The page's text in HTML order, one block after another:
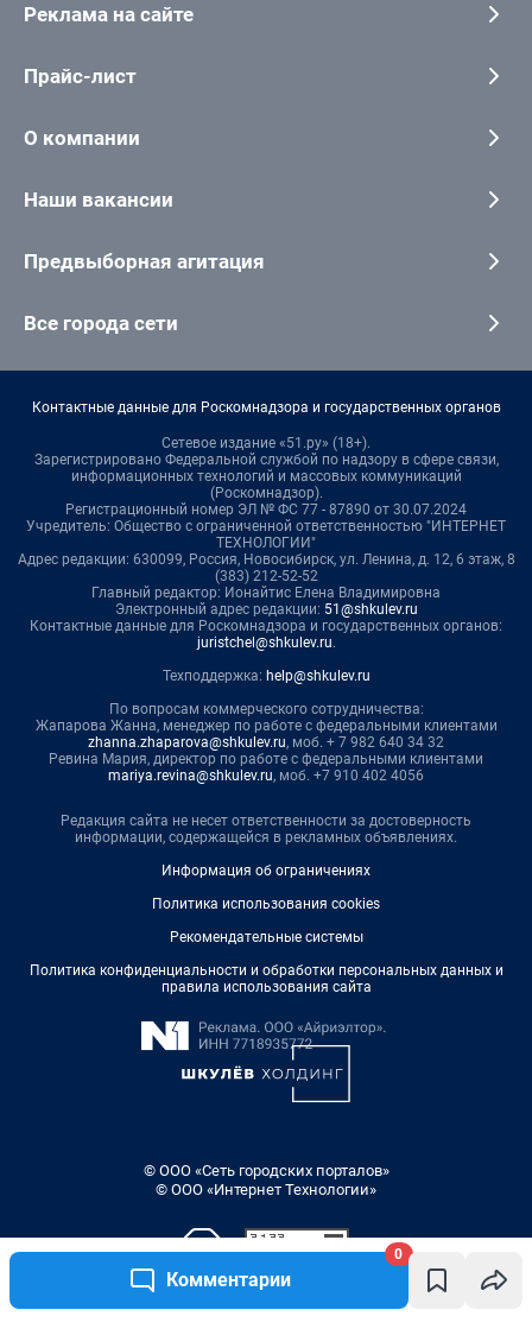
Комментарии
0
Реклама на сайте
Прайс-лист
О компании
Наши вакансии
Предвыборная агитация
Все города сети
Контактные данные для Роскомнадзора и государственных органов
Сетевое издание «51.ру» (18+).
Зарегистрировано Федеральной службой по надзору в сфере связи,
информационных технологий и массовых коммуникаций
(Роскомнадзор).
Регистрационный номер ЭЛ № ФС 77 - 87890 от 30.07.2024
Учредитель: Общество с ограниченной ответственностью "ИНТЕРНЕТ
ТЕХНОЛОГИИ"
Адрес редакции: 630099, Россия, Новосибирск, ул. Ленина, д. 12, 6 этаж, 8
(383) 212-52-52
Главный редактор: Ионайтис Елена Владимировна
Электронный адрес редакции: 51@shkulev.ru
Контактные данные для Роскомнадзора и государственных органов:
juristchel@shkulev.ru.
Техподдержка: help@shkulev.ru
По вопросам коммерческого сотрудничества:
Жапарова Жанна, менеджер по работе с федеральными клиентами
zhanna.zhaparova@shkulev.ru, моб. + 7 982 640 34 32
Ревина Мария, директор по работе с федеральными клиентами
mariya.revina@shkulev.ru, моб. +7 910 402 4056
Редакция сайта не несет ответственности за достоверность
информации, содержащейся в рекламных объявлениях.
Информация об ограничениях
Политика использования cookies
Рекомендательные системы
Политика конфиденциальности и обработки персональных данных и
правила использования сайта
© ООО «Сеть городских порталов»
© ООО «Интернет Технологии»